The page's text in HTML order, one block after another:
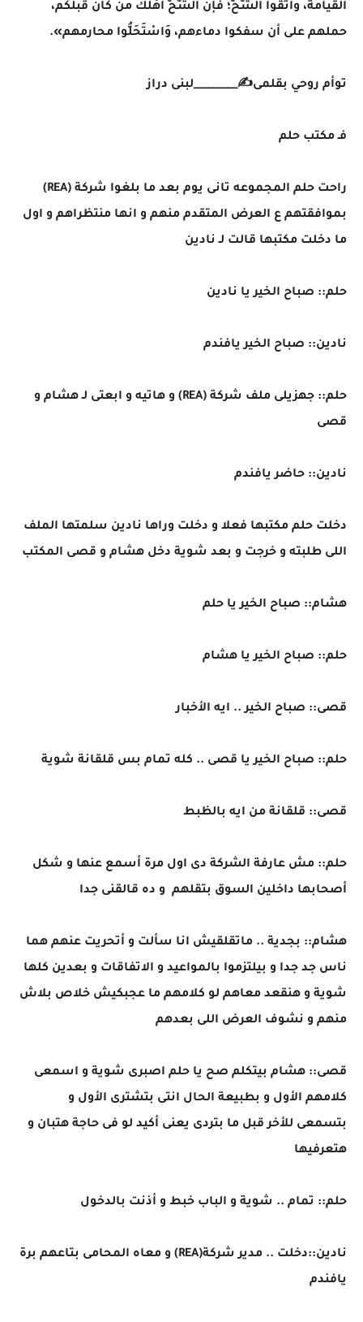
القيامة، واتقوا الشُّحَّ؛ فإن الشُّحَّ أَهْلَك من كان قبلكم،
حملهم على أن سفكوا دماءهم، وَاسْتَحَلُّوا محارمهم».
توأم روحي بقلمى✍️_________لبنى دراز
فـ مكتب حلم
راحت حلم المجموعه تانى يوم بعد ما بلغوا شركة (REA)
بموافقتهم ع العرض المتقدم منهم و انها منتظراهم و اول
ما دخلت مكتبها قالت لـ نادين
حلم:: صباح الخير يا نادين
نادين:: صباح الخير يافندم
حلم:: جهزيلى ملف شركة (REA) و هاتيه و ابعتى لـ هشام و
قصى
نادين:: حاضر يافندم
دخلت حلم مكتبها فعلا و دخلت وراها نادين سلمتها الملف
اللى طلبته و خرجت و بعد شوية دخل هشام و قصى المكتب
هشام:: صباح الخير يا حلم
حلم:: صباح الخير يا هشام
قصى:: صباح الخير .. ايه الأخبار
حلم:: صباح الخير يا قصى .. كله تمام بس قلقانة شوية
قصى:: قلقانة من ايه بالظبط
حلم:: مش عارفة الشركة دى اول مرة أسمع عنها و شكل
أصحابها داخلين السوق بتقلهم و ده قالقنى جدا
هشام:: بجدية .. ماتقلقيش انا سألت و أتحريت عنهم هما
ناس جد جدا و بيلتزموا بالمواعيد و الاتفاقات و بعدين كلها
شوية و هنقعد معاهم لو كلامهم ما عجبكيش خلاص بلاش
منهم و نشوف العرض اللى بعدهم
قصى:: هشام بيتكلم صح يا حلم اصبرى شوية و اسمعى
كلامهم الأول و بطبيعة الحال انتى بتشترى الأول و
بتسمعى للأخر قبل ما بتردى يعنى أكيد لو فى حاجة هتبان و
هتعرفيها
حلم:: تمام .. شوية و الباب خبط و أذنت بالدخول
نادين::دخلت .. مدير شركة(REA) و معاه المحامى بتاعهم برة
يافندم